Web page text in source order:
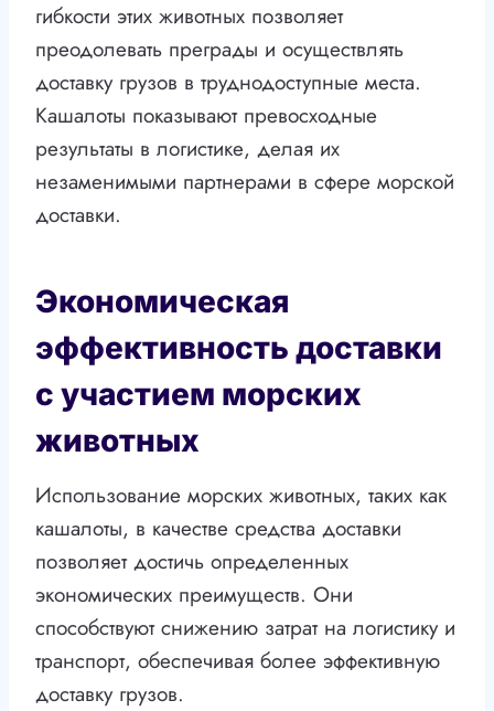
гибкости этих животных позволяет
преодолевать преграды и осуществлять
доставку грузов в труднодоступные места.
Кашалоты показывают превосходные
результаты в логистике, делая их
незаменимыми партнерами в сфере морской
доставки.
Экономическая
эффективность доставки
с участием морских
животных
Использование морских животных, таких как
кашалоты, в качестве средства доставки
позволяет достичь определенных
экономических преимуществ. Они
способствуют снижению затрат на логистику и
транспорт, обеспечивая более эффективную
доставку грузов.